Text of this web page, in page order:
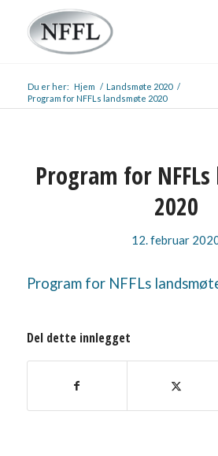
Du er her: Hjem / Landsmøte 2020 /
Program for NFFLs landsmøte 2020
Program for
2020
12. februar
Program for NFFLs
Del dette innlegget